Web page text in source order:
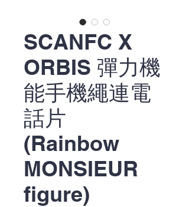
SCANFC X
ORBIS 彈力機
能手機繩連電
話片
(Rainbow
MONSIEUR
figure)